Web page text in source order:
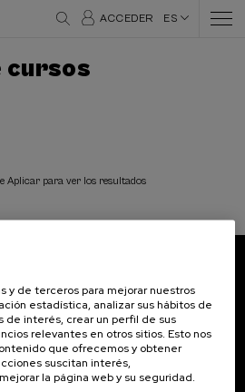
ACCEDER ES
cursos
Aplicar para ver los resultados
en recibir las
y de terceros para mejorar nuestros
estadística, analizar sus hábitos de
de interés, crear un perfil de sus
relevantes en otros sitios. Esto nos
que ofrecemos y obtener
suscitan interés,
la página web y su seguridad.